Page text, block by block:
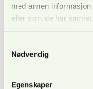
med annen
eller som de har
Nødvendig
Egenskaper
Vi ble tatt imot med
for norske erfaringer
sterk og
stemme står